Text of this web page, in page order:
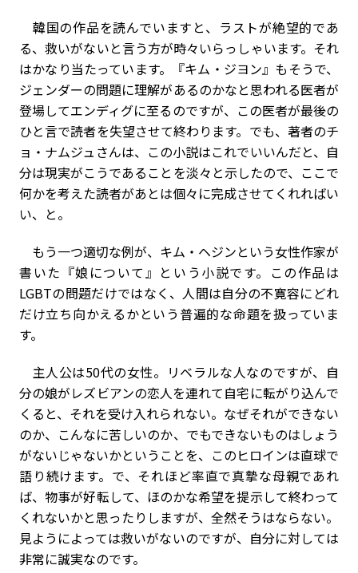
韓国の作品を読んでいますと、ラストが絶望的であ
る、救いがないと言う方が時々いらっしゃいます。それ
はかなり当たっています。『キム・ジヨン』もそうで、
ジェンダーの問題に理解があるのかなと思われる医者が
登場してエンディグに至るのですが、この医者が最後の
ひと言で読者を失望させて終わります。でも、著者のチ
ョ・ナムジュさんは、この小説はこれでいいんだと、自
分は現実がこうであることを淡々と示したので、ここで
何かを考えた読者があとは個々に完成させてくれればい
い、と。
もう一つ適切な例が、キム・ヘジンという女性作家が
書いた『娘について』という小説です。この作品は
LGBTの問題だけではなく、人間は自分の不寛容にどれ
だけ立ち向かえるかという普遍的な命題を扱っていま
す。
主人公は50代の女性。リベラルな人なのですが、自
分の娘がレズビアンの恋人を連れて自宅に転がり込んで
くると、それを受け入れられない。なぜそれができない
のか、こんなに苦しいのか、でもできないものはしょう
がないじゃないかということを、このヒロインは直球で
語り続けます。で、それほど率直で真摯な母親であれ
ば、物事が好転して、ほのかな希望を提示して終わって
くれないかと思ったりしますが、全然そうはならない。
見ようによっては救いがないのですが、自分に対しては
非常に誠実なのです。